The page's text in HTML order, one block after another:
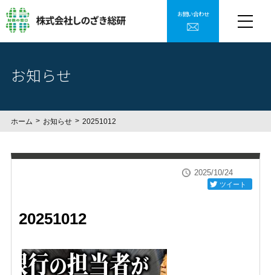
お問い合わせ
お知らせ
ホーム お知らせ 20251012
2025/10/24
ツイート
20251012